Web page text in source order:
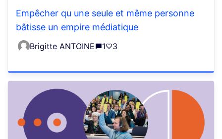
Empêcher qu une seule et même personne
bâtisse un empire médiatique
Brigitte ANTOINE 1 3